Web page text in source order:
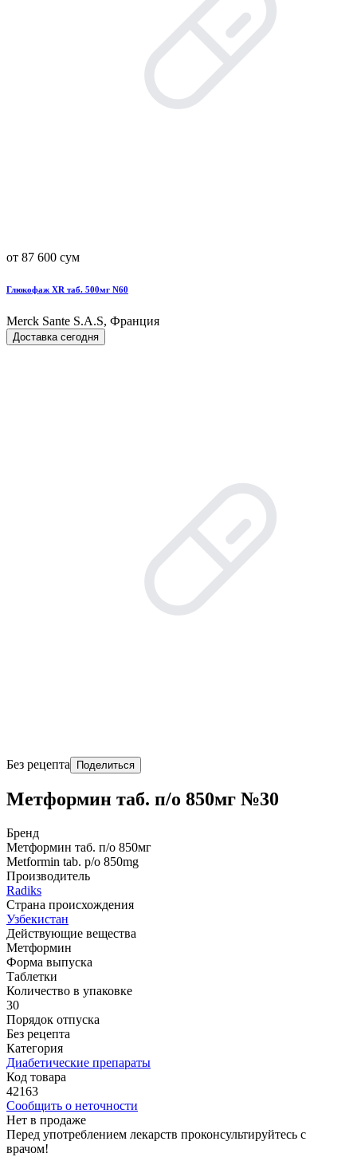
от 87 600 сум
Глюкофаж XR таб. 500мг N60
Merck Sante S.A.S, Франция
Доставка сегодня
Без рецепта Поделиться
Метформин таб. п/о 850мг №30
Бренд
Метформин таб. п/о 850мг
Metformin tab. p/o 850mg
Производитель
Radiks
Страна происхождения
Узбекистан
Действующие вещества
Метформин
Форма выпуска
Таблетки
Количество в упаковке
30
Порядок отпуска
Без рецепта
Категория
Диабетические препараты
Код товара
42163
Сообщить о неточности
Нет в продаже
Перед употреблением лекарств проконсультируйтесь с
врачом!